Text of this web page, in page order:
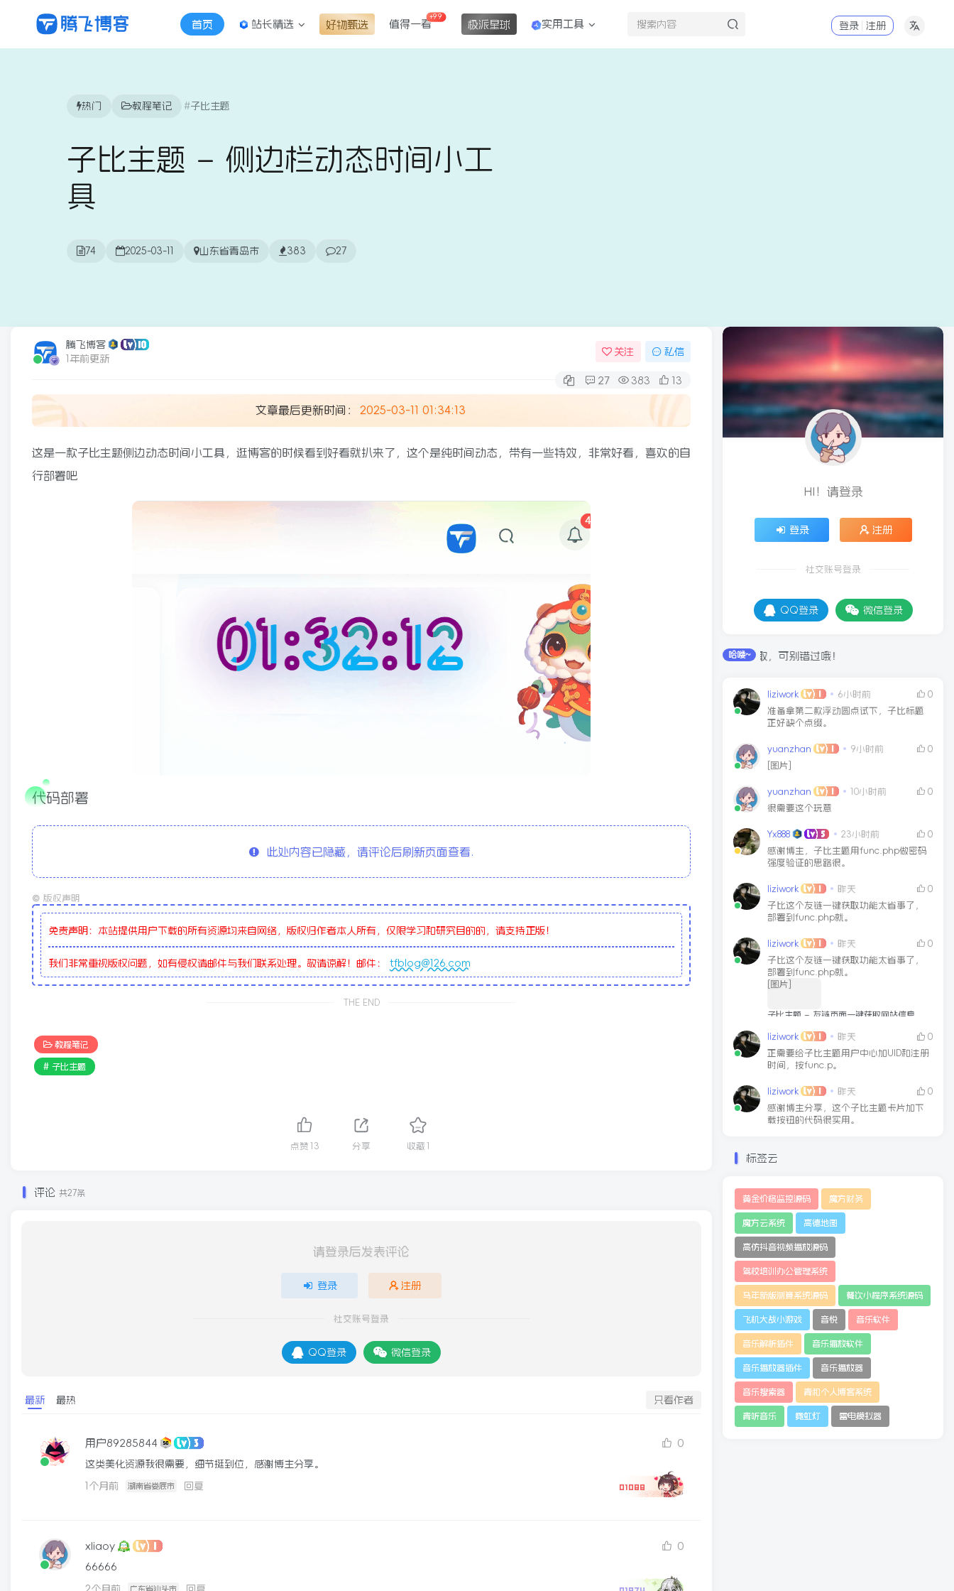
热门 教程笔记 子比主题
子比主题 – 侧边栏动态时间小工
具
74 2025-03-11 山东省青岛市 383 27
首页 站长精选 好物甄选 值得一看
+99
极派星球 实用工具 登录 注册
腾飞博客
1年前更新
关注 私信
27 383 13
文章最后更新时间： 2025-03-11 01:34:13
这是一款子比主题侧边动态时间小工具，逛博客的时候看到好看就扒来了，这个是纯时间动态，带有一些特效，非常好看，喜欢的自
行部署吧
代码部署
此处内容已隐藏，请评论后刷新页面查看.
© 版权声明
免责声明：本站提供用户下载的所有资源均来自网络，版权归作者本人所有，仅限学习和研究目的的，请支持正版！
我们非常重视版权问题，如有侵权请邮件与我们联系处理。敬请谅解！邮件： tfblog@126.com
THE END
教程笔记
# 子比主题
点赞 13 分享 收藏 1
评论 共27条
请登录后发表评论
登录 注册
社交账号登录
QQ登录 微信登录
最新 最热 只看作者
用户89285844 0
这类美化资源我很需要，细节挺到位，感谢博主分享。
1个月前 湖南省娄底市 回复 01088
xliaoy 0
66666
2个月前 广东省汕头市 回复
HI！请登录
登录 注册
社交账号登录
QQ登录 微信登录
哈喽~
全站积分可通过签到和每日任务获取，可别错过哦！
liziwork 6小时前
0
准备拿第二款浮动圆点试下，子比标题
正好缺个点缀。
yuanzhan 9小时前
0
[图片]
yuanzhan 10小时前
0
很需要这个玩意
Yx888 23小时前
0
感谢博主，子比主题用func.php做密码
强度验证的思路很。
liziwork 昨天
0
子比这个友链一键获取功能太省事了，
部署到func.php就。
liziwork 昨天
0
子比这个友链一键获取功能太省事了，
部署到func.php就。
[图片]
子比主题 – 友链页面一键获取网站信息
liziwork 昨天
0
正需要给子比主题用户中心加UID和注册
时间，按func.p。
liziwork 昨天
0
感谢博主分享，这个子比主题卡片加下
载按钮的代码很实用。
标签云
黄金价格监控源码 魔方财务
魔方云系统 高德地图
高仿抖音视频播放源码
驾校培训办公管理系统
马年新版测算系统源码 餐饮小程序系统源码
飞机大战小游戏 音悦 音乐软件
音乐解析插件 音乐播放软件
音乐播放器插件 音乐播放器
音乐搜索器 青和个人博客系统
青听音乐 霓虹灯 雷电模拟器